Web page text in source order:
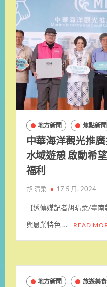
地方新聞 焦點新聞
中華海洋觀光推
水域遊憩 啟動希
福利
胡 晴柔 17 5 月, 2024
【透傳媒記者胡晴柔/臺
與農業特色 … READ
地方新聞 旅遊美食